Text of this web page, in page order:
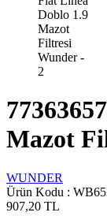
Mazot
WUNDER
Ürün Kodu :
907,20 TL